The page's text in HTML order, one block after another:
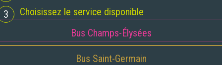
3
Choisissez le service disponible
Bus Champs-Élysées
Bus Saint-Germain